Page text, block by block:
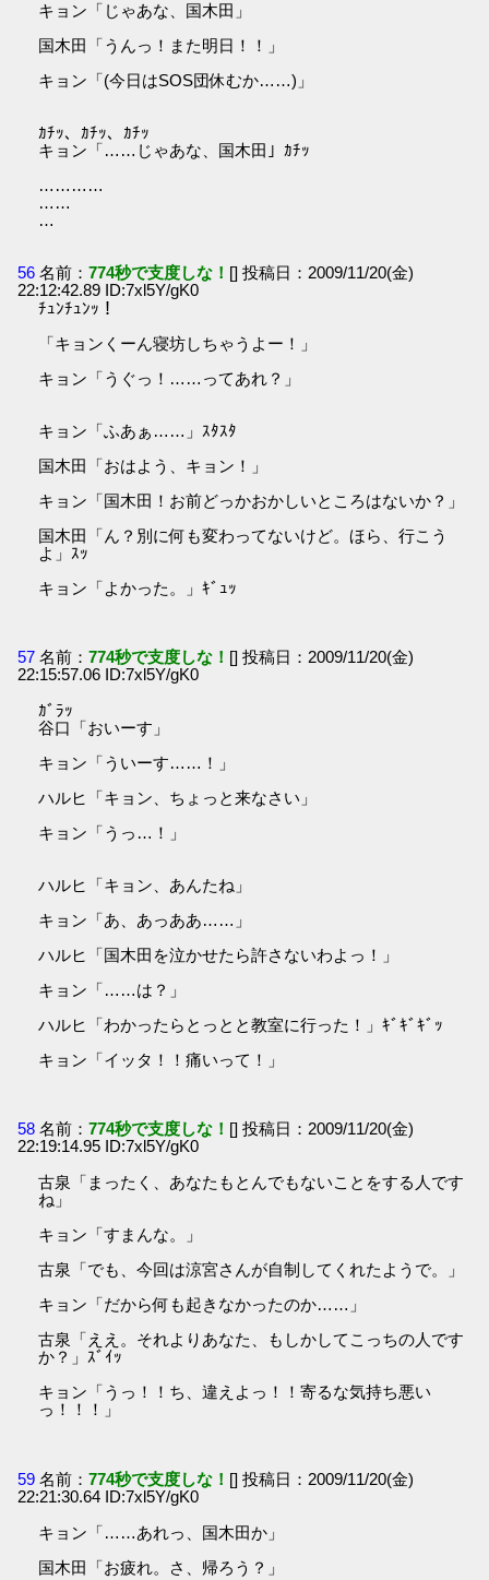
キョン「じゃあな、国木田」
国木田「うんっ！また明日！！」
キョン「(今日はSOS団休むか……)」
ｶﾁｯ、ｶﾁｯ、ｶﾁｯ
キョン「……じゃあな、国木田」ｶﾁｯ
…………
……
…
56 名前：774秒で支度しな！ [] 投稿日：2009/11/20(金)
22:12:42.89 ID:7xl5Y/gK0
ﾁｭﾝﾁｭﾝｯ！
「キョンくーん寝坊しちゃうよー！」
キョン「うぐっ！……ってあれ？」
キョン「ふあぁ……」ｽﾀｽﾀ
国木田「おはよう、キョン！」
キョン「国木田！お前どっかおかしいところはないか？」
国木田「ん？別に何も変わってないけど。ほら、行こう
よ」ｽｯ
キョン「よかった。」ｷﾞｭｯ
57 名前：774秒で支度しな！ [] 投稿日：2009/11/20(金)
22:15:57.06 ID:7xl5Y/gK0
ｶﾞﾗｯ
谷口「おいーす」
キョン「ういーす……！」
ハルヒ「キョン、ちょっと来なさい」
キョン「うっ…！」
ハルヒ「キョン、あんたね」
キョン「あ、あっああ……」
ハルヒ「国木田を泣かせたら許さないわよっ！」
キョン「……は？」
ハルヒ「わかったらとっとと教室に行った！」ｷﾞｷﾞｷﾞｯ
キョン「イッタ！！痛いって！」
58 名前：774秒で支度しな！ [] 投稿日：2009/11/20(金)
22:19:14.95 ID:7xl5Y/gK0
古泉「まったく、あなたもとんでもないことをする人です
ね」
キョン「すまんな。」
古泉「でも、今回は涼宮さんが自制してくれたようで。」
キョン「だから何も起きなかったのか……」
古泉「ええ。それよりあなた、もしかしてこっちの人です
か？」ｽﾞｲｯ
キョン「うっ！！ち、違えよっ！！寄るな気持ち悪い
っ！！！」
59 名前：774秒で支度しな！ [] 投稿日：2009/11/20(金)
22:21:30.64 ID:7xl5Y/gK0
キョン「……あれっ、国木田か」
国木田「お疲れ。さ、帰ろう？」